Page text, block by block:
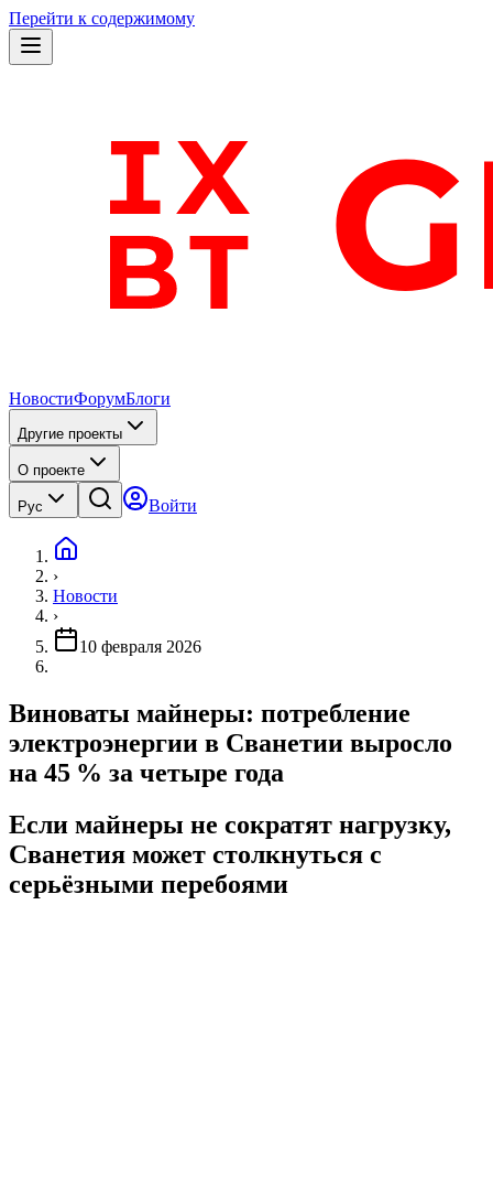
Перейти к содержимому
НовостиФорумБлоги
Другие проекты
О проекте
Рус Войти
›
Новости
›
10 февраля 2026
Виноваты майнеры: потребление
электроэнергии в Сванетии выросло
на 45 % за четыре года
Если майнеры не сократят нагрузку,
Сванетия может столкнуться с
серьёзными перебоями